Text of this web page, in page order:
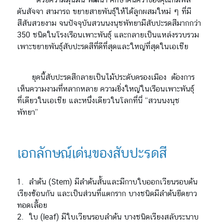
ตันสัจจา สามารถ ขยายสายพันธุ์ให้ได้ลูกผสมใหม่ ๆ ที่มี
สีสันสวยงาม จนปัจจุบันสวนนงนุชพัทยามีสับปะรดสีมากกว่า
350 ชนิดในโรงเรือนเพาะพันธุ์ และกลายเป็นแหล่งรวบรวม
เพาะขยายพันธุ์สับปะรดสีที่ดีที่สุดและใหญ่ที่สุดในเอเชีย
ยุคนี้สับปะรดสีกลายเป็นไม้ประดับครองเมือง ต้องการ
เห็นความงามที่หลากหลาย ความยิ่งใหญ่ในเรือนเพาะพันธุ์
ที่เดียวในเอเชีย และหนึ่งเดียวในโลกที่นี่ “สวนนงนุช
พัทยา”
เอกลักษณ์เด่นของสับปะรดสี
1. ลำต้น (Stem) มีลำต้นสั้นและมีกาบใบออกเวียนรอบต้น
เรียงซ้อนกัน และเป็นส่วนที่แตกราก บางชนิดมีลำต้นยืดยาว
ทอดเลื้อย
2. ใบ (leaf) มีใบเวียนรอบลำต้น บางชนิดเรียงสลับระนาบ